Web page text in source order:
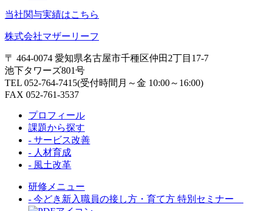
当社関与実績はこちら
株式会社マザーリーフ
〒 464-0074 愛知県名古屋市千種区仲田2丁目17-7
池下タワーズ801号
TEL 052-764-7415(受付時間月～金 10:00～16:00)
FAX 052-761-3537
プロフィール
課題から探す
- サービス改善
- 人材育成
- 風土改革
研修メニュー
- 今どき新入職員の接し方・育て方 特別セミナー